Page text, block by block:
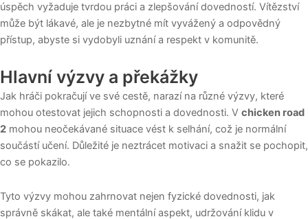
úspěch vyžaduje tvrdou práci a zlepšování dovedností. Vítězství
může být lákavé, ale je nezbytné mít vyvážený a odpovědný
přístup, abyste si vydobyli uznání a respekt v komunitě.
Hlavní výzvy a překážky
Jak hráči pokračují ve své cestě, narazí na různé výzvy, které
mohou otestovat jejich schopnosti a dovednosti. V chicken road
2 mohou neočekávané situace vést k selhání, což je normální
součástí učení. Důležité je neztrácet motivaci a snažit se pochopit,
co se pokazilo.
Tyto výzvy mohou zahrnovat nejen fyzické dovednosti, jak
správně skákat, ale také mentální aspekt, udržování klidu v